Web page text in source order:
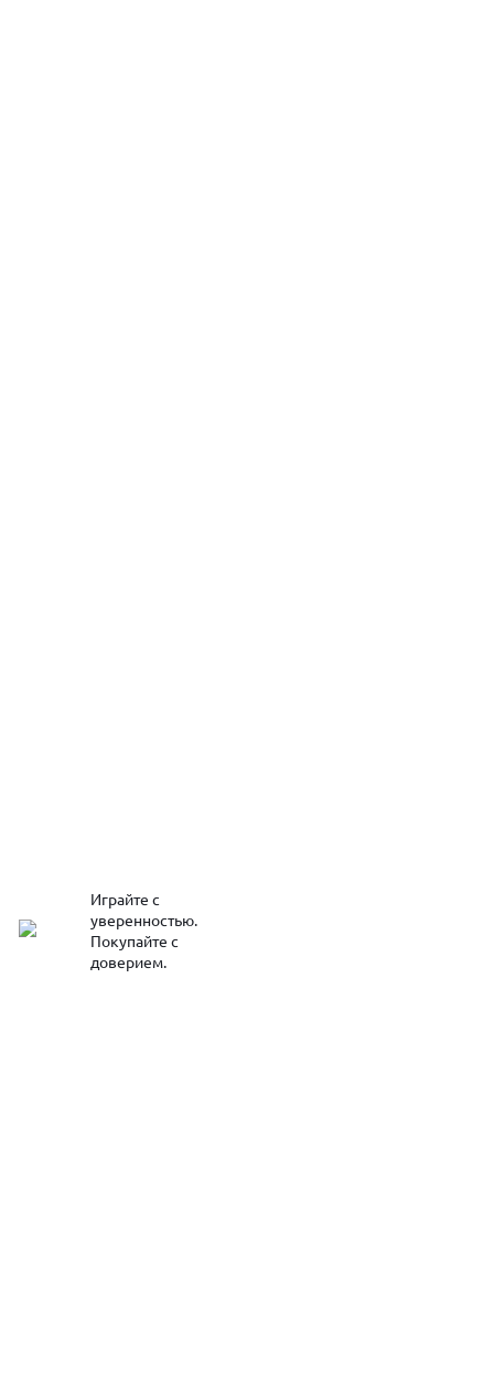
Играйте с
уверенностью.
Покупайте с
доверием.